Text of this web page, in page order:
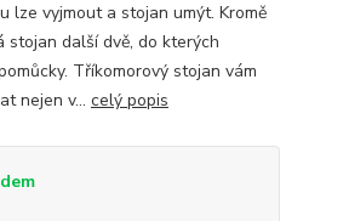
lze vyjmout a stojan umýt. Kromě
stojan další dvě, do kterých
Tříkomorový stojan vám
nejen v... celý popis